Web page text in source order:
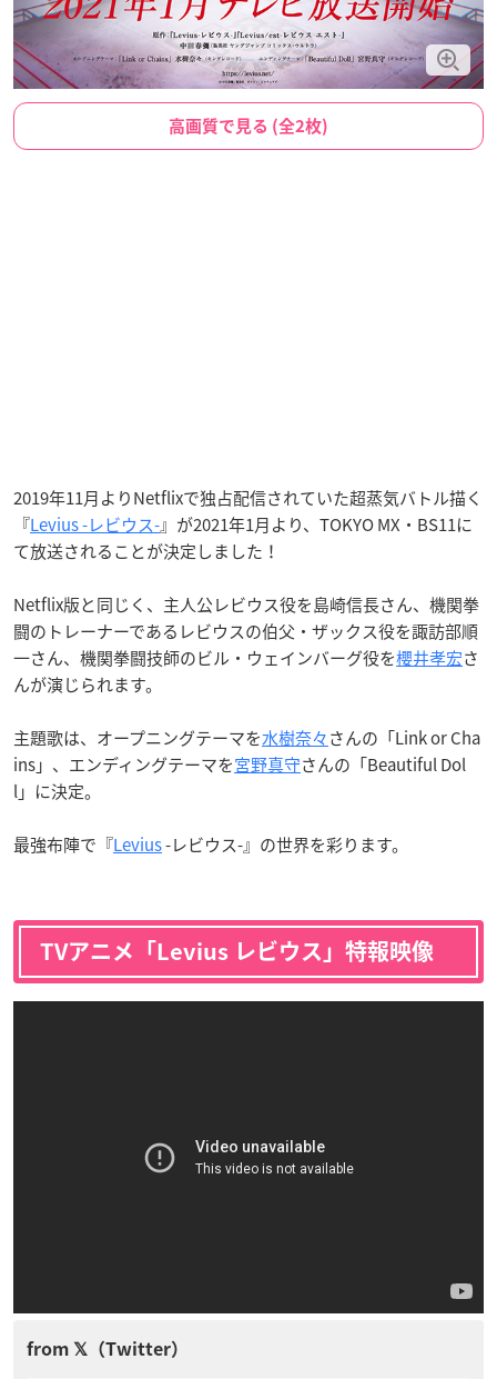
高画質で見る (全2枚)
2019年11月よりNetflixで独占配信されていた超蒸気バトル描く
『Levius -レビウス-』が2021年1月より、TOKYO MX・BS11に
て放送されることが決定しました！
Netflix版と同じく、主人公レビウス役を島崎信長さん、機関拳
闘のトレーナーであるレビウスの伯父・ザックス役を諏訪部順
一さん、機関拳闘技師のビル・ウェインバーグ役を櫻井孝宏さ
んが演じられます。
主題歌は、オープニングテーマを水樹奈々さんの「Link or Cha
ins」、エンディングテーマを宮野真守さんの「Beautiful Dol
l」に決定。
最強布陣で『Levius-レビウス-』の世界を彩ります。
TVアニメ「Levius レビウス」特報映像